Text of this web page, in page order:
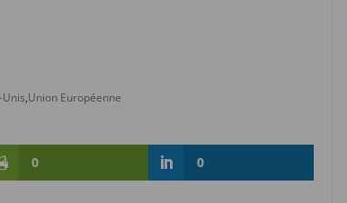
Unis,Union Européenne
0 0